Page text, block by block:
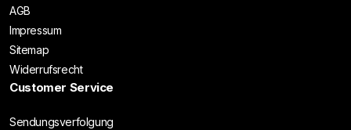
AGB
Impressum
Sitemap
Widerrufsrecht
Customer Service
Sendungsverfolgung